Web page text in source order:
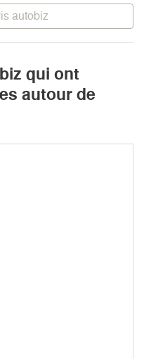
autobiz
qui ont
autour de